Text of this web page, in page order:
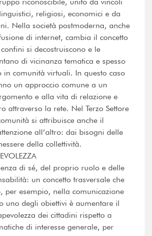
religiosi, economici e da
Nella società postmoderna, anche
di internet, cambia il concetto
si decostruiscono e le
di vicinanza tematica e spesso
in comunità virtuali. In questo caso
un approccio comune a un
e alla vita di relazione e
attraverso la rete. Nel Terzo Settore
si attribuisce anche il
all’altro: dai bisogni delle
della collettività.
di sé, del proprio ruolo e delle
un concetto trasversale che
per esempio, nella comunicazione
uno degli obiettivi è aumentare il
dei cittadini rispetto a
di interesse generale, per